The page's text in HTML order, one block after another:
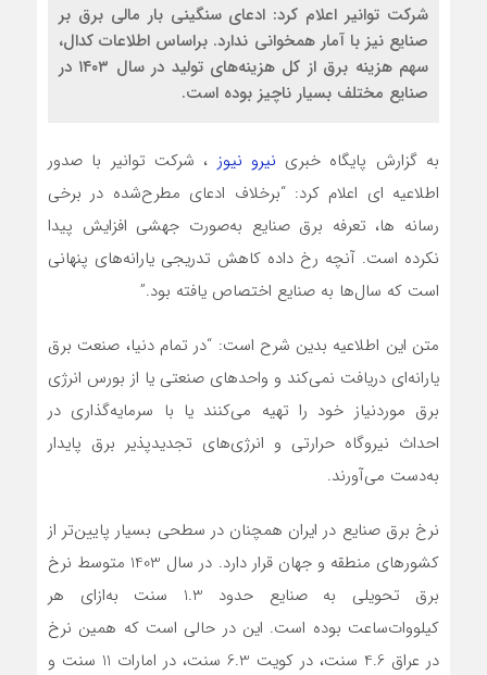
شرکت توانیر اعلام کرد: ادعای سنگینی بار مالی برق بر
صنایع نیز با آمار همخوانی ندارد. براساس اطلاعات کدال،
سهم هزینه برق از کل هزینه‌های تولید در سال ۱۴۰۳ در
صنایع مختلف بسیار ناچیز بوده است.
به گزارش پایگاه خبری نیرو نیوز ، شرکت توانیر با صدور
اطلاعیه ای اعلام کرد: “برخلاف ادعای مطرح‌شده در برخی
رسانه ها، تعرفه برق صنایع به‌صورت جهشی افزایش پیدا
نکرده است. آنچه رخ داده کاهش تدریجی یارانه‌های پنهانی
است که سال‌ها به صنایع اختصاص یافته بود.”
متن این اطلاعیه بدین شرح است: “در تمام دنیا، صنعت برق
یارانه‌ای دریافت نمی‌کند و واحدهای صنعتی یا از بورس انرژی
برق موردنیاز خود را تهیه می‌کنند یا با سرمایه‌گذاری در
احداث نیروگاه حرارتی و انرژی‌های تجدیدپذیر برق پایدار
به‌دست می‌آورند.
نرخ برق صنایع در ایران همچنان در سطحی بسیار پایین‌تر از
کشورهای منطقه و جهان قرار دارد. در سال 1403 متوسط نرخ
برق تحویلی به صنایع حدود 1.3 سنت به‌ازای هر
کیلووات‌ساعت بوده است. این در حالی است که همین نرخ
در عراق 4.6 سنت، در کویت 6.3 سنت، در امارات 11 سنت و